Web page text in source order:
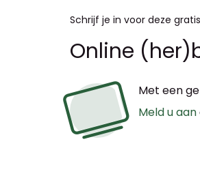
Schrijf je in voor deze
Online
Met een
Meld u aan